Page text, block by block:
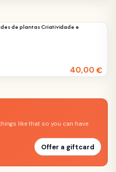
de plantas Criatividade e
40,00€
like that so you can have
Offer a giftcard